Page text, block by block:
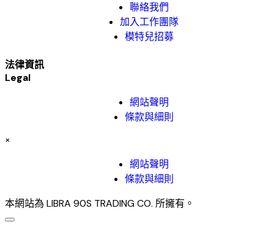
聯絡我們
加入工作團隊
模特兒招募
法律資訊
Legal
網站聲明
條款與細則
×
網站聲明
條款與細則
本網站為 LIBRA 90S TRADING CO. 所擁有。